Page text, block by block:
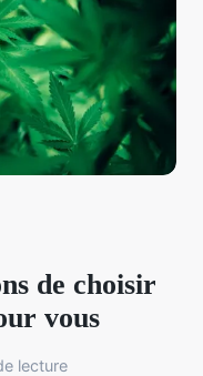
de choisir
vous
lecture